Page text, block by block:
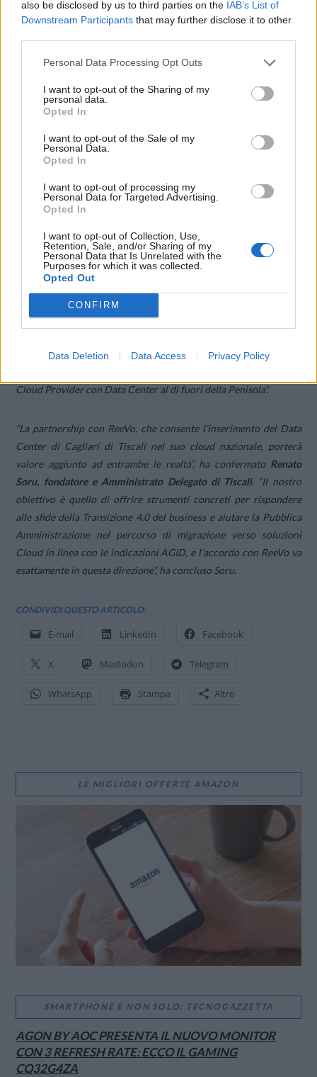
also be disclosed by us to third parties on the IAB’s List of
Downstream Participants that may further disclose it to other
Personal Data Processing Opt Outs
I want to opt-out of the Sharing of my
personal data.
Opted In
I want to opt-out of the Sale of my
Personal Data.
Opted In
I want to opt-out of processing my
Personal Data for Targeted Advertising.
Opted In
I want to opt-out of Collection, Use,
Retention, Sale, and/or Sharing of my
Personal Data that Is Unrelated with the
Purposes for which it was collected.
Opted Out
CONFIRM
Data Deletion Data Access Privacy Policy
Salvatore Giannetto, Fondatore e Presidente di ReeVo
commentato: “La collaborazione con Tiscali rappresenta un
importante tassello nel consolidamento dell’esistente
partnership. La nostra presenza diretta in Sardegna con un
nuovo Data Center riteniamo possa portare importanti vantaggi
competitivi attirando le aziende e Pubbliche Amministrazioni
quarto Data Center, localizzato in Sardegna, renderà ancora più
Cloud Provider con Data Center al di fuori della Penisola”.
“La partnership con ReeVo, che consente l’inserimento del Data
Center di Cagliari di Tiscali nel suo cloud nazionale, porterà
valore aggiunto ad entrambe le realtà”, ha confermato Renato
Soru, fondatore e Amministrato Delegato di Tiscali. “Il nostro
obiettivo è quello di offrire strumenti concreti per rispondere
alle sfide della Transizione 4.0 del business e aiutare la Pubblica
Amministrazione nel percorso di migrazione verso soluzioni
Cloud in linea con le indicazioni AGID, e l’accordo con ReeVo va
esattamente in questa direzione”, ha concluso Soru.
CONDIVIDI QUESTO ARTICOLO:
E-mail LinkedIn Facebook
X Mastodon Telegram
WhatsApp Stampa Altro
LE MIGLIORI OFFERTE AMAZON
SMARTPHONE E NON SOLO: TECNOGAZZETTA
AGON BY AOC PRESENTA IL NUOVO MONITOR
CON 3 REFRESH RATE: ECCO IL GAMING
CQ32G4ZA